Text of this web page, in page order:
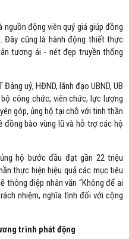
động viên quý giá giúp đồng
Đây cũng là hành động thiết thực
tương ái - nét đẹp truyền thống
uỷ, HĐND, lãnh đạo UBND, UB
công chức, viên chức, lực lượng
góp, ủng hộ tại chỗ với tinh thần
đồng bào vùng lũ và hỗ trợ các hộ
hộ bước đầu đạt gần 22 triệu
thực hiện hiệu quả các mục tiêu
thông điệp nhân văn “Không để ai
nhiệm, nghĩa tình đối với cộng
trình phát động